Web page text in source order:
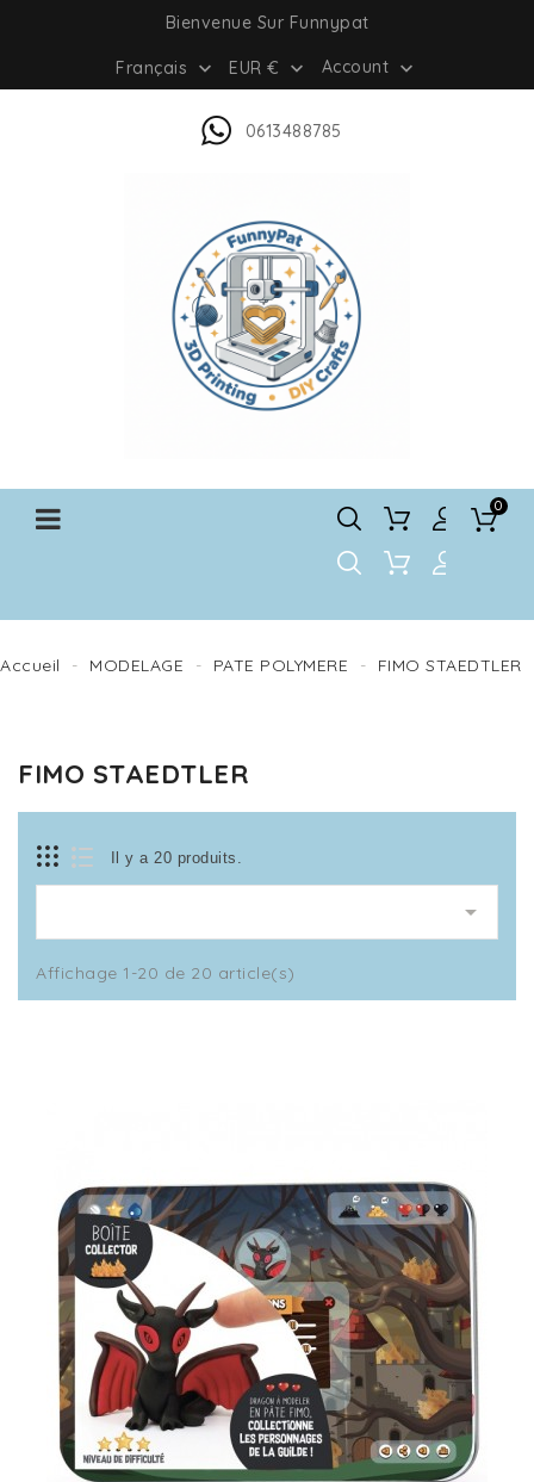
Bienvenue Sur Funnypat
Français  EUR €  Account 
0613488785
0
Accueil MODELAGE PATE POLYMERE FIMO STAEDTLER
FIMO STAEDTLER
Il y a 20 produits.

Affichage 1-20 de 20 article(s)